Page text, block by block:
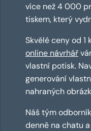
více než 4 000
tiskem, který
Skvělé ceny od 1
online návrhář
vlastní potisk.
generování
nahraných
Náš tým
denně na chatu